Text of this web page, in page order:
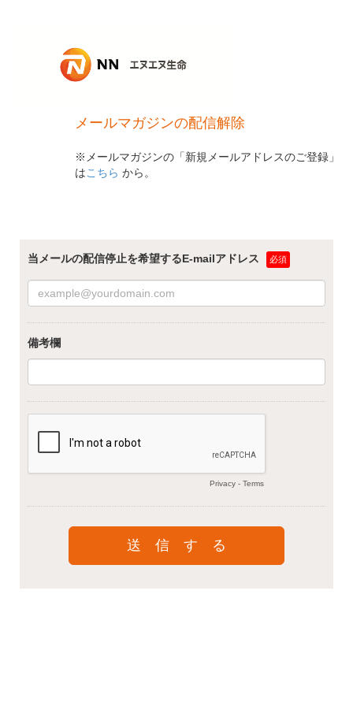
メールマガジンの配信解除
※メールマガジンの「新規メールアドレスのご登録」
はこちら から。
当メールの配信停止を希望するE-mailアドレス
備考欄
Privacy - Terms